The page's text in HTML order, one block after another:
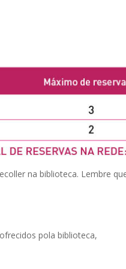
na bi­blio­teca. Lembre
pola biblioteca,